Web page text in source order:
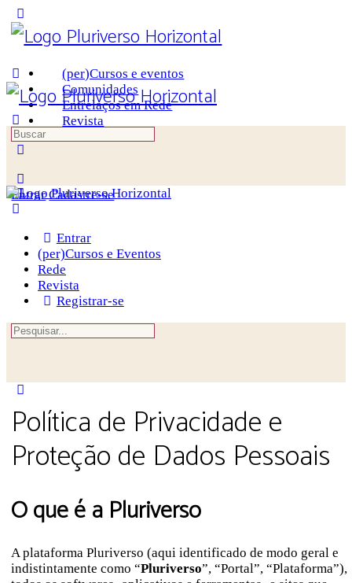
Panel
(per)Cursos e eventos
Comunidades
Entrelaços em Rede
Revista
Entrar Cadastre-se
Procurar
por:
Entrar
(per)Cursos e Eventos
Rede
Revista
Registrar-se
Procurar
Política de Privacidade e
Proteção de Dados Pessoais
O que é a Pluriverso
A plataforma Pluriverso (aqui identificado de modo geral e
indistintamente como “Pluriverso”, “Portal”, “Plataforma”),